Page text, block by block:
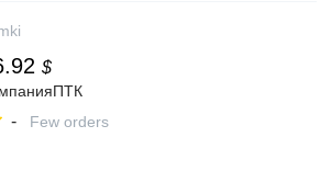
$
- Few orders